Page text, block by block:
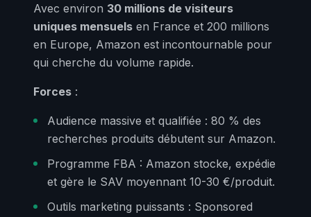
Avec environ 30 millions de visiteurs
uniques mensuels en France et 200 millions
en Europe, Amazon est incontournable pour
qui cherche du volume rapide.
Forces :
Audience massive et qualifiée : 80 % des
recherches produits débutent sur Amazon.
Programme FBA : Amazon stocke, expédie
et gère le SAV moyennant 10-30 €/produit.
Outils marketing puissants : Sponsored